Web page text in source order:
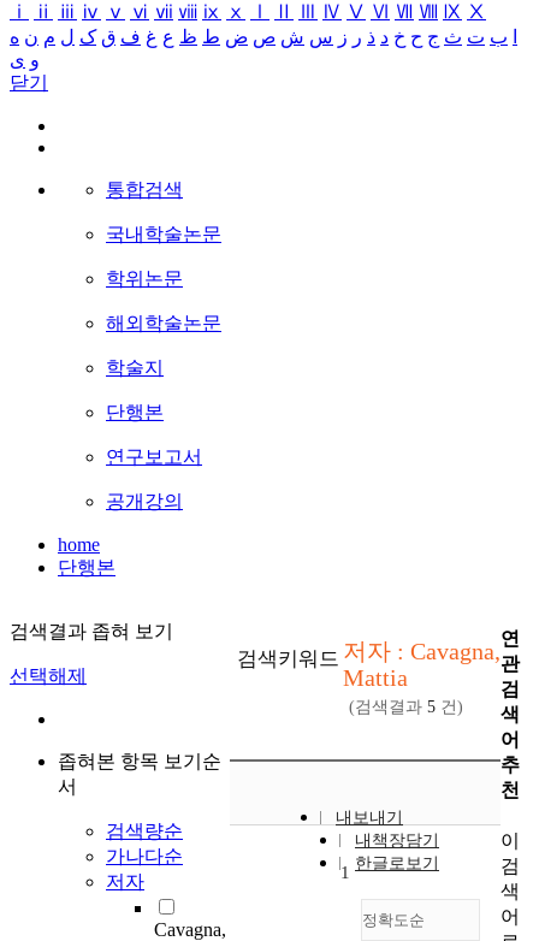
ⅰ
ⅱ ⅲ ⅳ ⅴ ⅵ ⅶ ⅷ ⅸ ⅹ Ⅳ Ⅴ Ⅵ Ⅶ Ⅷ Ⅸ Ⅹ
ب ت ث ج ح خ د ذ ر ز س ش ص ض ط ظ ع غ ف ق ک ل م ن ه
و ی
닫기
통합검색
국내학술논문
학위논문
해외학술논문
학술지
단행본
연구보고서
공개강의
home
단행본
검색결과 좁혀 보기
선택해제
좁혀본 항목 보기순
서
검색량순
가나다순
저자
Cavagna,
검색키워드 저자 : Cavagna,
Mattia
(검색결과 5 건)
내보내기
내책장담기
한글로보기
정확도순
1
연
관
검
색
어
추
천
이
검
색
어